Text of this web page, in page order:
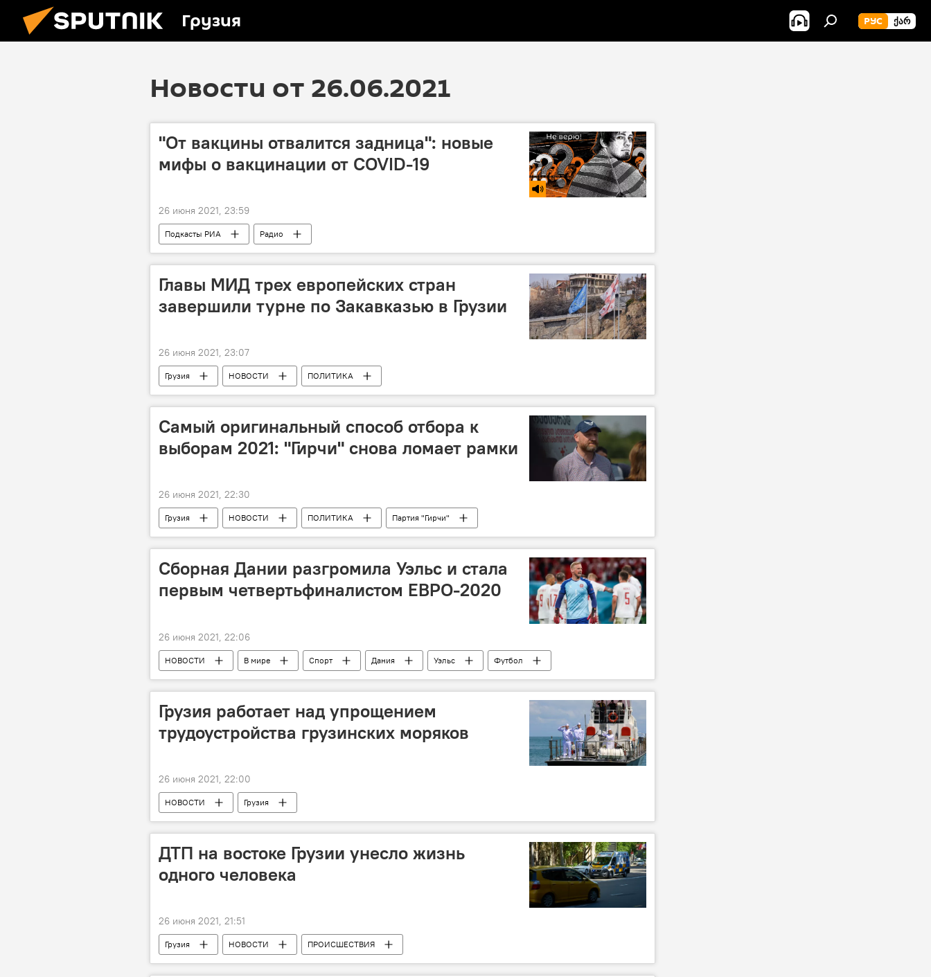
Грузия РУС ᲥᲐᲠ
Новости от 26.06.2021
"От вакцины отвалится задница": новые
мифы о вакцинации от COVID-19
26 июня 2021, 23:59
Подкасты РИА Радио
Главы МИД трех европейских стран
завершили турне по Закавказью в Грузии
26 июня 2021, 23:07
Грузия НОВОСТИ ПОЛИТИКА
Самый оригинальный способ отбора к
выборам 2021: "Гирчи" снова ломает рамки
26 июня 2021, 22:30
Грузия НОВОСТИ ПОЛИТИКА
Партия "Гирчи"
Местные выборы в Грузии 2021
Сборная Дании разгромила Уэльс и стала
первым четвертьфиналистом ЕВРО-2020
26 июня 2021, 22:06
НОВОСТИ В мире Спорт Дания Уэльс
Футбол
Чемпионат Европы
Чемпионат Европы по футболу 2020/2021: матчи, прогнозы, ставки
Грузия работает над упрощением
трудоустройства грузинских моряков
26 июня 2021, 22:00
НОВОСТИ Грузия
ДТП на востоке Грузии унесло жизнь
одного человека
26 июня 2021, 21:51
Грузия НОВОСТИ ПРОИСШЕСТВИЯ